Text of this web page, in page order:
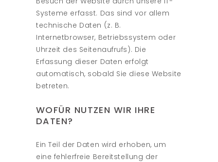
Systeme erfasst. Das sind vor allem
technische Daten (z. B.
Internetbrowser, Betriebssystem oder
Uhrzeit des Seitenaufrufs). Die
Erfassung dieser Daten erfolgt
automatisch, sobald Sie diese Website
betreten.
WOFÜR NUTZEN WIR IHRE
DATEN?
Ein Teil der Daten wird erhoben, um
eine fehlerfreie Bereitstellung der